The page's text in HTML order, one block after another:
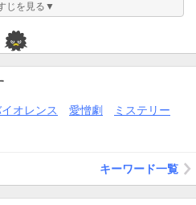
じを見る▼
オレンス 愛憎劇
ミステリー
キーワード一覧